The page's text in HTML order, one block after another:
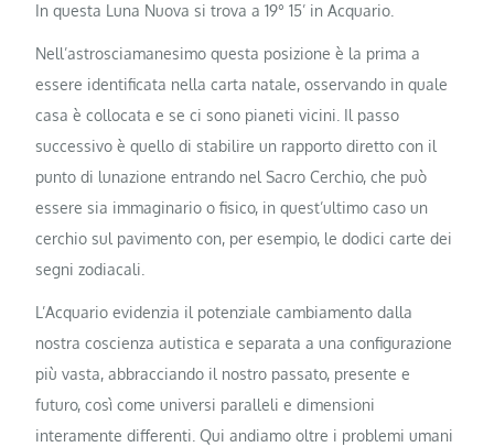
In questa Luna Nuova si trova a 19° 15’ in Acquario.
Nell’astrosciamanesimo questa posizione è la prima a
essere identificata nella carta natale, osservando in quale
casa è collocata e se ci sono pianeti vicini. Il passo
successivo è quello di stabilire un rapporto diretto con il
punto di lunazione entrando nel Sacro Cerchio, che può
essere sia immaginario o fisico, in quest’ultimo caso un
cerchio sul pavimento con, per esempio, le dodici carte dei
segni zodiacali.
L’Acquario evidenzia il potenziale cambiamento dalla
nostra coscienza autistica e separata a una configurazione
più vasta, abbracciando il nostro passato, presente e
futuro, così come universi paralleli e dimensioni
interamente differenti. Qui andiamo oltre i problemi umani